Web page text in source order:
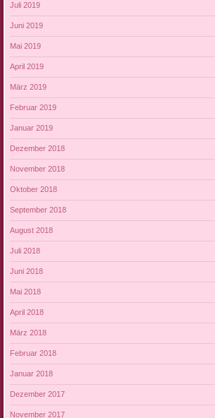
Juli 2019
Juni 2019
Mai 2019
April 2019
März 2019
Februar 2019
Januar 2019
Dezember 2018
November 2018
Oktober 2018
September 2018
August 2018
Juli 2018
Juni 2018
Mai 2018
April 2018
März 2018
Februar 2018
Januar 2018
Dezember 2017
November 2017